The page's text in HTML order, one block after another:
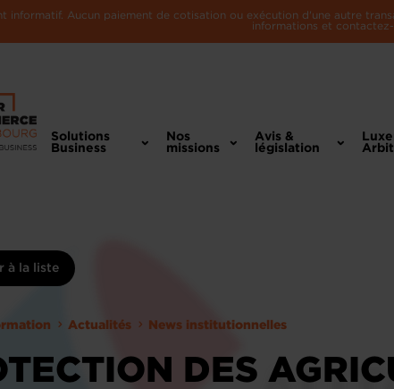
informatif. Aucun paiement de cotisation ou exécution d'une autre
informations et
Solutions
Business
Nos
missions
Avis &
législation
à la liste
Actualités News institutionnelles
DES